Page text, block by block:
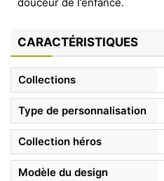
CARACTÉRISTIQUES
Collections
Type de personnalisation
Collection héros
Modèle du design